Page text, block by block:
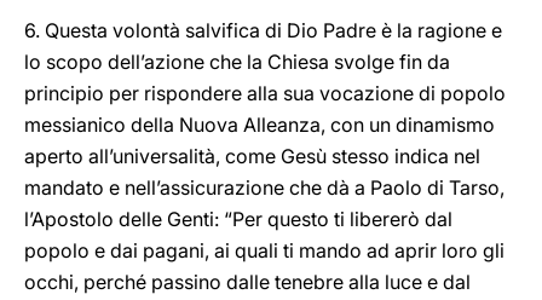
6. Questa volontà salvifica di Dio Padre è la ragione e
lo scopo dell’azione che la Chiesa svolge fin da
principio per rispondere alla sua vocazione di popolo
messianico della Nuova Alleanza, con un dinamismo
aperto all’universalità, come Gesù stesso indica nel
mandato e nell’assicurazione che dà a Paolo di Tarso,
l’Apostolo delle Genti: “Per questo ti libererò dal
popolo e dai pagani, ai quali ti mando ad aprir loro gli
occhi, perché passino dalle tenebre alla luce e dal